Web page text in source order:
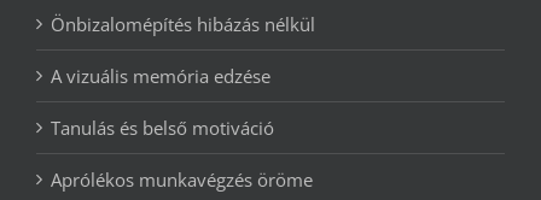
Önbizalomépítés hibázás nélkül
A vizuális memória edzése
Tanulás és belső motiváció
Aprólékos munkavégzés öröme